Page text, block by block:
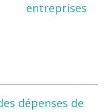
entreprises
dépenses de